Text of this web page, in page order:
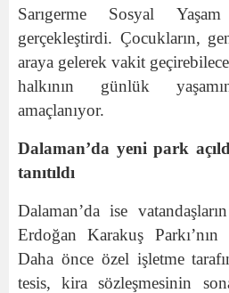
Sarıgerme Sosyal Yaşam
gerçekleştirdi. Çocukların,
araya gelerek vakit
halkının günlük
amaçlanıyor.
Dalaman’da yeni park
tanıtıldı
Dalaman’da ise
Erdoğan Karakuş Parkı’nın
Daha önce özel işletme
tesis, kira sözleşmesinin